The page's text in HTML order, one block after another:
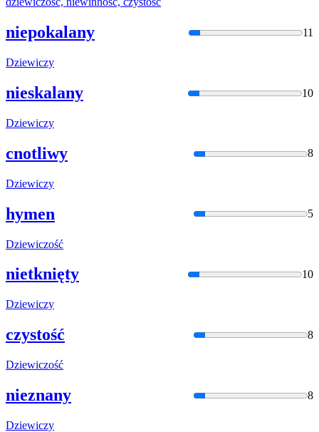
niepokalany 11
Dziewiczy
nieskalany 10
Dziewiczy
cnotliwy 8
Dziewiczy
hymen 5
Dziewiczość
nietknięty 10
Dziewiczy
czystość 8
Dziewiczość
nieznany 8
Dziewiczy